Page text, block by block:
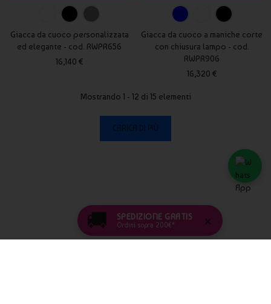
🚚 SPEDIZIONE GRATIS
Ordini sopra 200€* ×
Giacca da cuoco personalizzata
ed elegante - cod. RWPR656
16,140 €
Giacca da cuoco a maniche corte
con chiusura lampo - cod.
RWPR906
16,320 €
Mostrando 1 - 12 di 15 elementi
CARICA DI PIÙ